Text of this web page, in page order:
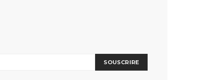
SOUSCRIRE